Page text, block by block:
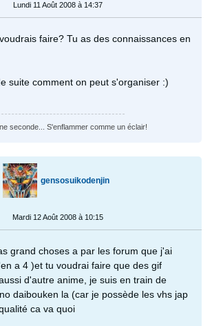
Lundi 11 Août 2008 à 14:37
faire? Tu as des connaissances en
suite comment on peut s'organiser :)
seconde... S'enflammer comme un éclair!
gensosuikodenjin
Mardi 12 Août 2008 à 10:15
grand choses a par les forum que j'ai
a 4 )et tu voudrai faire que des gif
d'autre anime, je suis en train de
daibouken la (car je possède les vhs jap
ca va quoi